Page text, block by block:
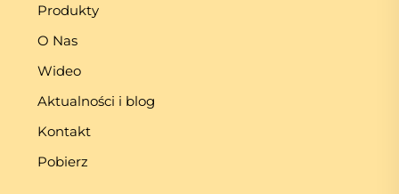
Produkty
O Nas
Wideo
Aktualności i blog
Kontakt
Pobierz